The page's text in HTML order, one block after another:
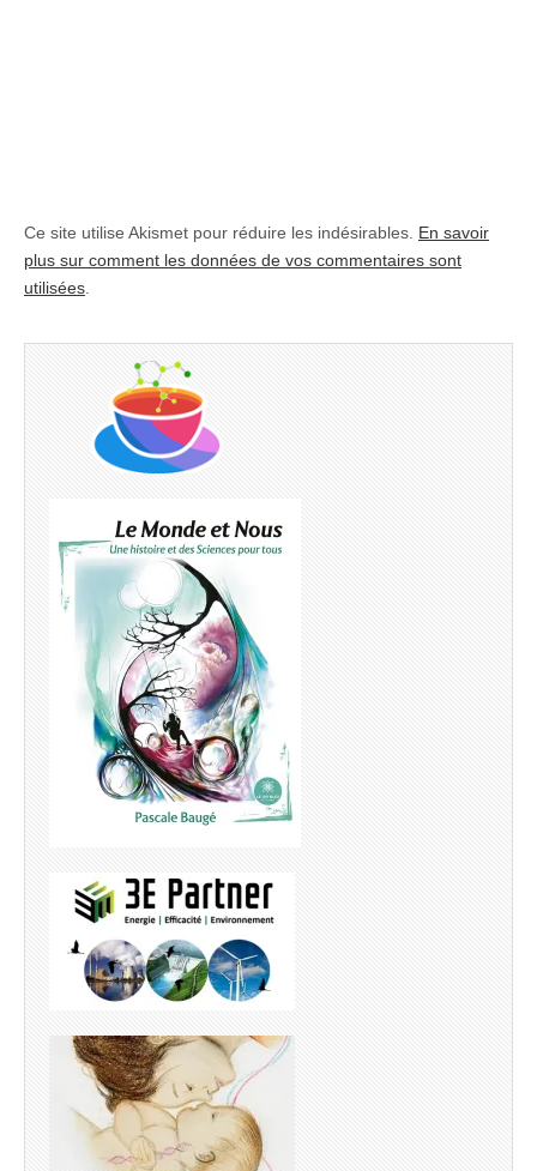
Ce site utilise Akismet pour réduire les indésirables. En savoir
plus sur comment les données de vos commentaires sont
utilisées.